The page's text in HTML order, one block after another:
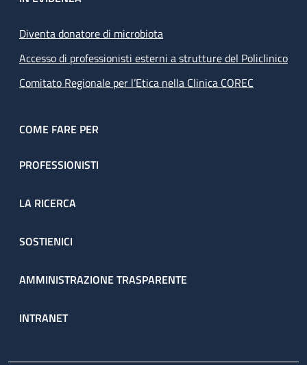
Diventa donatore di microbiota
Accesso di professionisti esterni a strutture del Policlinico
Comitato Regionale per l’Etica nella Clinica COREC
COME FARE PER
PROFESSIONISTI
LA RICERCA
SOSTIENICI
AMMINISTRAZIONE TRASPARENTE
INTRANET